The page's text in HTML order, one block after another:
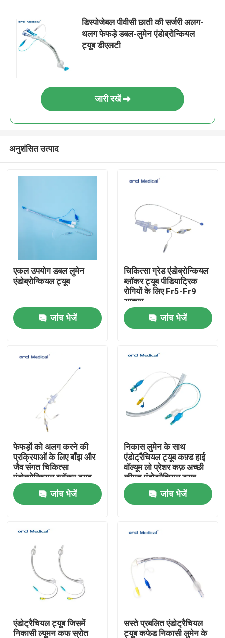
वीआर शो
हमारे बारे में
कारखाना भ्रमण
हमसे संपर्क करें
समाचार
प्रबलित एंडोट्रैचियल ट्यूब
डिस्पोजेबल पीवीसी छाती की सर्जरी अलग-
थलग फेफड़े डबल-लुमेन एंडोब्रोन्कियल
ट्यूब डीएलटी
जारी रखें
अनुशंसित उत्पाद
एकल उपयोग डबल लुमेन
एंडोब्रोन्कियल ट्यूब
जांच भेजें
चिकित्सा ग्रेड एंडोब्रोन्कियल
ब्लॉकर ट्यूब पीडियाट्रिक
रोगियों के लिए Fr5-Fr9
आकार
जांच भेजें
फेफड़ों को अलग करने की
प्रक्रियाओं के लिए बाँझ और
जैव संगत चिकित्सा
एंडोब्रोन्कियल ब्लॉकर ट्यूब
जांच भेजें
निकास लुमेन के साथ
एंडोट्रैचियल ट्यूब कफ़्ड हाई
वॉल्यूम लो प्रेशर कफ़ अच्छी
कीमत एंडोट्रैचियल ट्यूब
जांच भेजें
एंडोट्रैचियल ट्यूब जिसमें
निकासी ल्यूमन कफ स्रोत
सस्ते प्रबलित एंडोट्रैचियल
ट्यूब कफेड निकासी लुमेन के